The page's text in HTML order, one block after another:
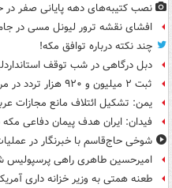
نصب کتیبه‌های دهه پایانی صفر در
افشای نقشه ترور لیونل مسی در جام
چند نکته درباره توافق مکه!
دبل درگاهی در شب توقف
ثبت ۲ میلیون و ۹۲۰ هزار تردد در مرز مهران طی ایام اربعین
یمن: تشکیل ائتلاف مانع مجازات
فیدان: ایران هدف پیمان دفاعی
شوخی حاج‌قاسم با خبرنگار در
امیرحسین طاهری راهی پرسپولیس
طعنه همتی به وزیر خزانه داری